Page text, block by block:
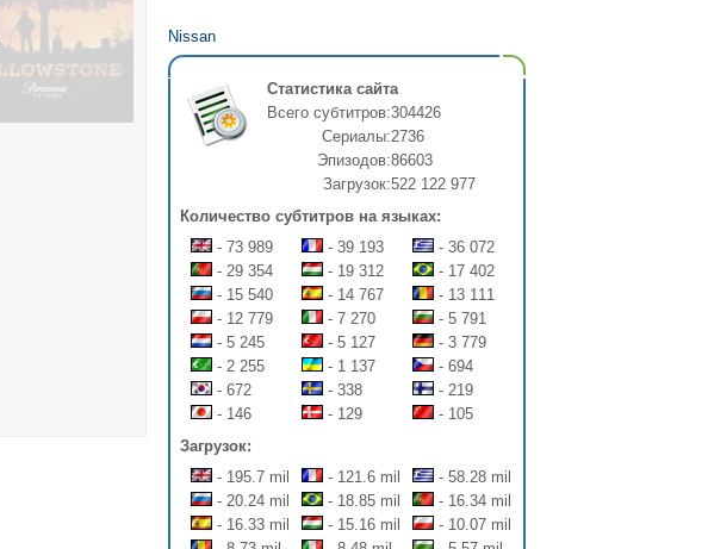
Nissan
Статистика сайта
Всего субтитров:304426
Сериалы:2736
Эпизодов:86603
Загрузок:522 122 977
Количество субтитров на языках:
- 73 989
- 39 193
- 36 072
- 29 354
- 19 312
- 17 402
- 15 540
- 14 767
- 13 111
- 12 779
- 7 270
- 5 791
- 5 245
- 5 127
- 3 779
- 2 255
- 1 137
- 694
- 672
- 338
- 219
- 146
- 129
- 105
Загрузок:
- 195.7 mil
- 121.6 mil
- 58.28 mil
- 20.24 mil
- 18.85 mil
- 16.34 mil
- 16.33 mil
- 15.16 mil
- 10.07 mil